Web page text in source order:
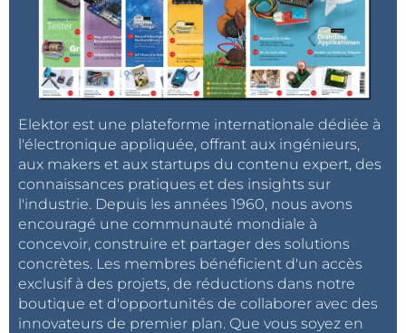
Elektor est une plateforme internationale dédiée à
l'électronique appliquée, offrant aux ingénieurs,
aux makers et aux startups du contenu expert, des
connaissances pratiques et des insights sur
l'industrie. Depuis les années 1960, nous avons
encouragé une communauté mondiale à
concevoir, construire et partager des solutions
concrètes. Les membres bénéficient d'un accès
exclusif à des projets, de réductions dans notre
boutique et d'opportunités de collaborer avec des
innovateurs de premier plan. Que vous soyez en